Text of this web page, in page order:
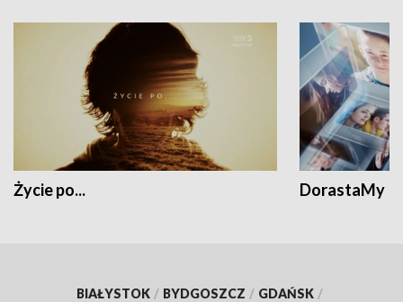
Życie po... DorastaMy
BIAŁYSTOK / BYDGOSZCZ / GDAŃSK /